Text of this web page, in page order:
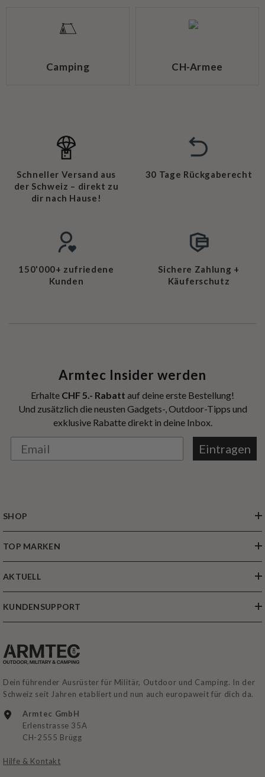
Camping CH-Armee
Schneller Versand aus
der Schweiz – direkt zu
dir nach Hause!
30 Tage Rückgaberecht
150'000+ zufriedene
Kunden
Sichere Zahlung +
Käuferschutz
Armtec Insider werden
Erhalte CHF 5.- Rabatt auf deine erste Bestellung!
Und zusätzlich die neusten Gadgets-, Outdoor-Tipps und
exklusive Rabatte direkt in deine Inbox.
Eintragen
SHOP
TOP MARKEN
AKTUELL
KUNDENSUPPORT
Dein führender Ausrüster für Militär, Outdoor und Camping. In der
Schweiz seit Jahren etabliert und nun auch europaweit für dich da.
Armtec GmbH
Erlenstrasse 35A
CH-2555 Brügg
Hilfe & Kontakt